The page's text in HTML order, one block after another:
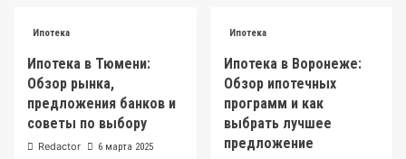
Ипотека
Ипотека в Тюмени:
Обзор рынка,
предложения банков и
советы по выбору
Redactor 6 марта 2025
Ипотека
Ипотека в Воронеже:
Обзор ипотечных
программ и как
выбрать лучшее
предложение